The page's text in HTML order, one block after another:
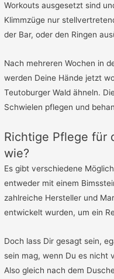
Workouts ausgesetzt sind
Klimmzüge nur
der Bar, oder den Ringen
Nach mehreren Wochen in
werden Deine Hände jetzt
Teutoburger Wald ähneln.
Schwielen pflegen und
Richtige Pflege für
wie?
Es gibt verschiedene
entweder mit einem
zahlreiche Hersteller und
entwickelt wurden, um ein
Doch lass Dir gesagt sein,
sein mag, wenn Du es nicht
Also gleich nach dem